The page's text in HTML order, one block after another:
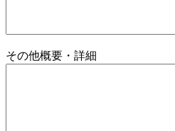
その他概要・詳細